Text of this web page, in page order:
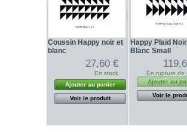
Coussin Happy noir et
blanc
27,60 €
En stock
Ajouter au panier
Voir le produit
Happy Plaid
Blanc Small
En rupture de
Ajouter au
Voir le